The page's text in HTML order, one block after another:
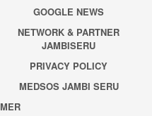
GOOGLE NEWS
NETWORK & PARTNER
JAMBISERU
PRIVACY POLICY
MEDSOS JAMBI SERU